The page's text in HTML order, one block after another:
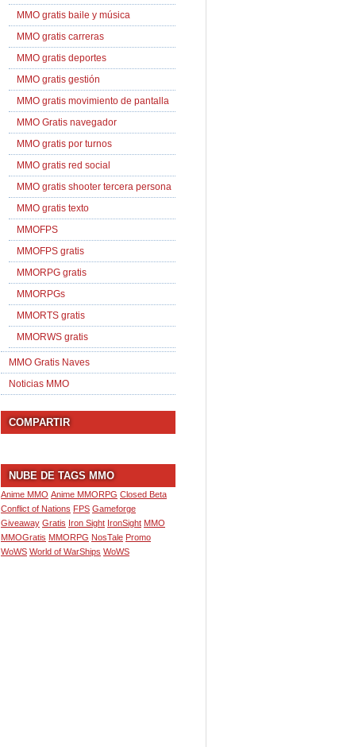
MMO gratis baile y música
MMO gratis carreras
MMO gratis deportes
MMO gratis gestión
MMO gratis movimiento de pantalla
MMO Gratis navegador
MMO gratis por turnos
MMO gratis red social
MMO gratis shooter tercera persona
MMO gratis texto
MMOFPS
MMOFPS gratis
MMORPG gratis
MMORPGs
MMORTS gratis
MMORWS gratis
MMO Gratis Naves
Noticias MMO
COMPARTIR
NUBE DE TAGS MMO
Anime MMO Anime MMORPG Closed Beta
Conflict of Nations FPS Gameforge
Giveaway Gratis Iron Sight IronSight MMO
MMOGratis MMORPG NosTale Promo
WoWS World of WarShips WoWS